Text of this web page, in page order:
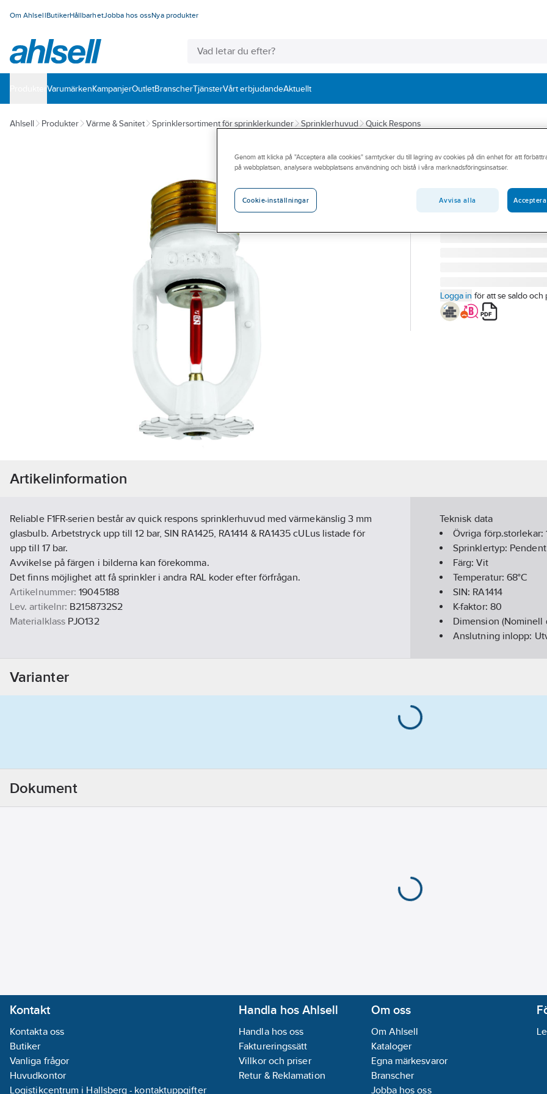
Om AhlsellButikerHållbarhetJobba hos ossNya produkter
VarumärkenKampanjerOutletBranscherTjänsterVårt erbjudandeAktuellt
Ahlsell Produkter Värme & Sanitet Sprinklersortiment för sprinklerkunder Sprinklerhuvud Quick Respons
RELIABLE
Sprinkler, F1FR-
SPR F1FR56 QR PEND
Artikelnummer:
19045188
B2158732S2
Logga in för att se saldo och
Artikelinformation
Reliable F1FR-serien består av quick respons sprinklerhuvud med värmekänslig 3 mm
glasbulb. Arbetstryck upp till 12 bar, SIN RA1425, RA1414 & RA1435 cULus listade för
upp till 17 bar.
Avvikelse på färgen i bilderna kan förekomma.
Det finns möjlighet att få sprinkler i andra RAL koder efter förfrågan.
Artikelnummer: 19045188
Lev. artikelnr: B2158732S2
Materialklass PJO132
Teknisk data
Övriga förp.storlekar:
Sprinklertyp: Pendent
Färg:Vit
Temperatur: 68°C
SIN: RA1414
K-faktor: 80
Dimension
Anslutning inlopp:
Respons:Quick
Varianter
Dokument
Kontakt
Kontakta oss
Butiker
Vanliga frågor
Huvudkontor
Logistikcentrum i Hallsberg - kontaktuppgifter
Handla hos Ahlsell
Handla hos oss
Faktureringssätt
Villkor och priser
Retur & Reklamation
Om oss
Om Ahlsell
Kataloger
Egna märkesvaror
Branscher
Jobba hos oss
Genom att klicka på "Acceptera alla cookies" samtycker du till lagring av cookies på din enhet för att
på webbplatsen, analysera webbplatsens användning och bistå i våra marknadsföringsinsatser.
Cookie-inställningar Avvisa alla